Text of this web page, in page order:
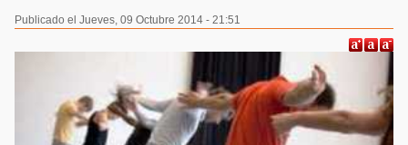
Publicado el Jueves, 09 Octubre 2014 - 21:51